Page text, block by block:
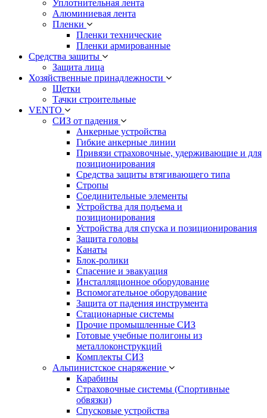
Уплотнительная лента
Алюминиевая лента
Пленки
Пленки технические
Пленки армированные
Средства защиты
Защита лица
Хозяйственные принадлежности
Щетки
Тачки строительные
VENTO
СИЗ от падения
Анкерные устройства
Гибкие анкерные линии
Привязи страховочные, удерживающие и для
позиционирования
Средства защиты втягивающего типа
Стропы
Соединительные элементы
Устройства для подъема и
позиционирования
Устройства для спуска и позиционирования
Защита головы
Канаты
Блок-ролики
Спасение и эвакуация
Инсталляционное оборудование
Вспомогательное оборудование
Защита от падения инструмента
Стационарные системы
Прочие промышленные СИЗ
Готовые учебные полигоны из
металлоконструкций
Комплекты СИЗ
Альпинистское снаряжение
Карабины
Страховочные системы (Спортивные
обвязки)
Спусковые устройства